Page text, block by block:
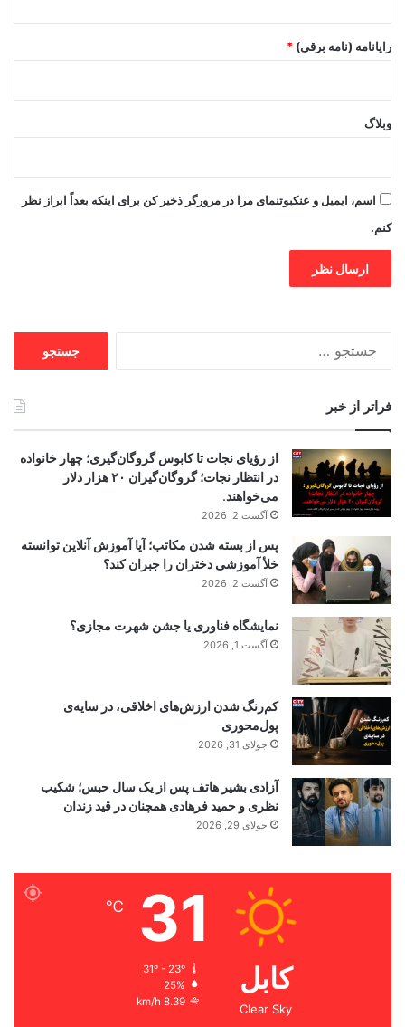
رایانامه (نامه برقی) *
وبلاگ
اسم، ایمیل و عنکبوتنمای مرا در مرورگر ذخیر کن برای اینکه بعداً ابراز نظر
کنم.
فراتر از خبر
از رؤیای نجات تا کابوس گروگان‌گیری؛ چهار خانواده
در انتظار نجات؛ گروگان‌گیران ۲۰ هزار دلار
می‌خواهند.
آگست 2, 2026
پس از بسته شدن مکاتب؛ آیا آموزش آنلاین توانسته
خلأ آموزشی دختران را جبران کند؟
آگست 2, 2026
نمایشگاه فناوری یا جشن شهرت مجازی؟
آگست 1, 2026
کم‌رنگ شدن ارزش‌های اخلاقی، در سایه‌ی
پول‌محوری
جولای 31, 2026
آزادی بشیر هاتف پس از یک سال حبس؛ شکیب
نظری و حمید فرهادی همچنان در قید زندان
جولای 29, 2026
کابل
Clear Sky
31
℃
31º - 23º
25%
8.39 km/h